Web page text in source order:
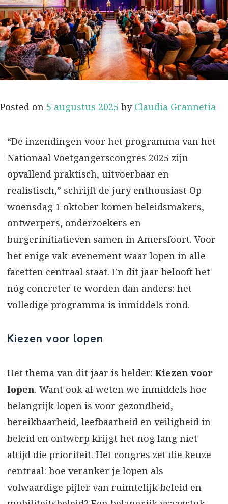
Posted on 5 augustus 2025 by Claudia Grannetia
“De inzendingen voor het programma van het
Nationaal Voetgangerscongres 2025 zijn
opvallend praktisch, uitvoerbaar en
realistisch,” schrijft de jury enthousiast Op
woensdag 1 oktober komen beleidsmakers,
ontwerpers, onderzoekers en
burgerinitiatieven samen in Amersfoort. Voor
het enige vak-evenement waar lopen in alle
facetten centraal staat. En dit jaar belooft het
nóg concreter te worden dan anders: het
volledige programma is inmiddels rond.
Kiezen voor lopen
Het thema van dit jaar is helder: Kiezen voor
lopen. Want ook al weten we inmiddels hoe
belangrijk lopen is voor gezondheid,
bereikbaarheid, leefbaarheid en veiligheid in
beleid en ontwerp krijgt het nog lang niet
altijd die prioriteit. Het congres zet die keuze
centraal: hoe veranker je lopen als
volwaardige pijler van ruimtelijk beleid en